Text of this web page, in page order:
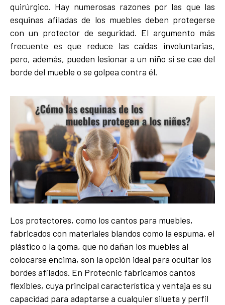
quirúrgico. Hay numerosas razones por las que las
esquinas afiladas de los muebles deben protegerse
con un protector de seguridad. El argumento más
frecuente es que reduce las caídas involuntarias,
pero, además, pueden lesionar a un niño si se cae del
borde del mueble o se golpea contra él.
Los protectores, como los cantos para muebles,
fabricados con materiales blandos como la espuma, el
plástico o la goma, que no dañan los muebles al
colocarse encima, son la opción ideal para ocultar los
bordes afilados. En Protecnic fabricamos cantos
flexibles, cuya principal característica y ventaja es su
capacidad para adaptarse a cualquier silueta y perfil